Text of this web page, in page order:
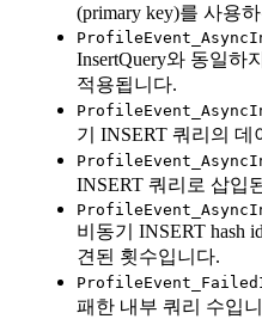
(primary key)를 사용
InsertQuery와 동일하
적용됩니다.
기 INSERT 쿼리의
INSERT 쿼리로 삽입
비동기 INSERT hash
견된 횟수입니다.
패한 내부 쿼리 수입